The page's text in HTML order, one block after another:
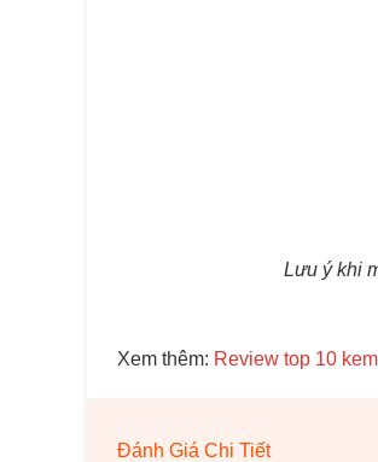
Lưu ý khi
Xem thêm: Review top 10
Đánh Giá Chi Tiết